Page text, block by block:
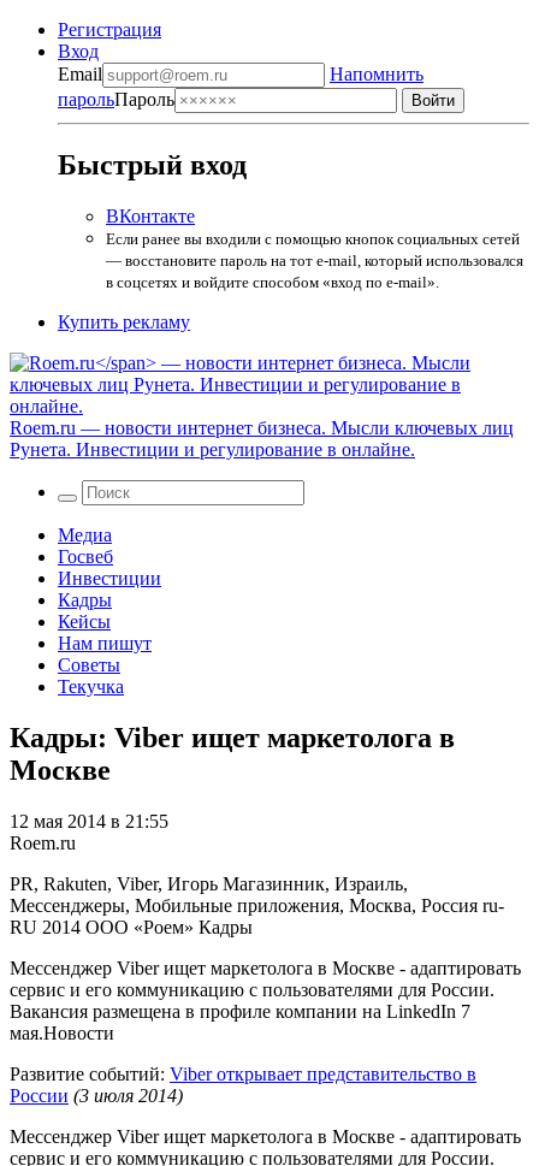
Регистрация
Вход
Email
Напомнить
парольПароль
Быстрый вход
ВКонтакте
Если ранее вы входили с помощью кнопок социальных сетей
— восстановите пароль на тот e-mail, который использовался
в соцсетях и войдите способом «вход по e-mail».
Купить рекламу
Roem.ru — новости интернет бизнеса. Мысли ключевых лиц
Рунета. Инвестиции и регулирование в онлайне.
Медиа
Госвеб
Инвестиции
Кадры
Кейсы
Нам пишут
Советы
Текучка
Кадры: Viber ищет маркетолога в
Москве
12 мая 2014 в 21:55
Roem.ru
PR, Rakuten, Viber, Игорь Магазинник, Израиль,
Мессенджеры, Мобильные приложения, Москва, Россия ru-
RU 2014 ООО «Роем» Кадры
Мессенджер Viber ищет маркетолога в Москве - адаптировать
сервис и его коммуникацию с пользователями для России.
Вакансия размещена в профиле компании на LinkedIn 7
мая.Новости
Развитие событий: Viber открывает представительство в
России (3 июля 2014)
Мессенджер Viber ищет маркетолога в Москве - адаптировать
сервис и его коммуникацию с пользователями для России.